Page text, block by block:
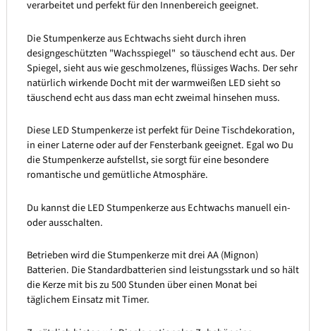
verarbeitet und perfekt für den Innenbereich geeignet.
Die Stumpenkerze aus Echtwachs sieht durch ihren
designgeschützten "Wachsspiegel" so täuschend echt aus. Der
Spiegel, sieht aus wie geschmolzenes, flüssiges Wachs. Der sehr
natürlich wirkende Docht mit der warmweißen LED sieht so
täuschend echt aus dass man echt zweimal hinsehen muss.
Diese LED Stumpenkerze ist perfekt für Deine Tischdekoration,
in einer Laterne oder auf der Fensterbank geeignet. Egal wo Du
die Stumpenkerze aufstellst, sie sorgt für eine besondere
romantische und gemütliche Atmosphäre.
Du kannst die LED Stumpenkerze aus Echtwachs manuell ein-
oder ausschalten.
Betrieben wird die Stumpenkerze mit drei AA (Mignon)
Batterien. Die Standardbatterien sind leistungsstark und so hält
die Kerze mit bis zu 500 Stunden über einen Monat bei
täglichem Einsatz mit Timer.